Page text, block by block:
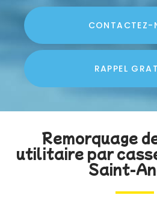
CONTACTEZ-
RAPPEL
Remorquage
utilitaire par
Saint-